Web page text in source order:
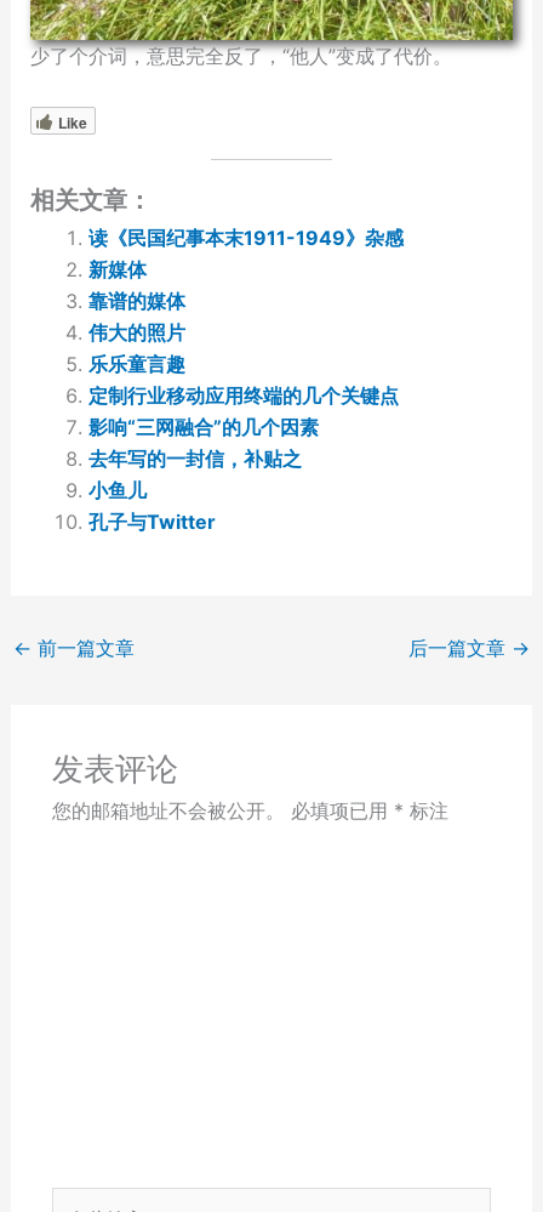
少了个介词，意思完全反了，“他人”变成了代价。
Like
相关文章：
读《民国纪事本末1911-1949》杂感
新媒体
靠谱的媒体
伟大的照片
乐乐童言趣
定制行业移动应用终端的几个关键点
影响“三网融合”的几个因素
去年写的一封信，补贴之
小鱼儿
孔子与Twitter
← 前一篇文章 后一篇文章 →
发表评论
您的邮箱地址不会被公开。 必填项已用 * 标注